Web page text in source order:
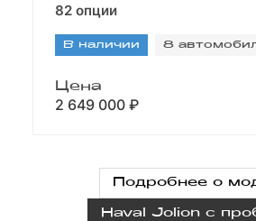
82 опции
В наличии 8
Цена
2 649 000 ₽
Подробнее о
Haval Jolion с